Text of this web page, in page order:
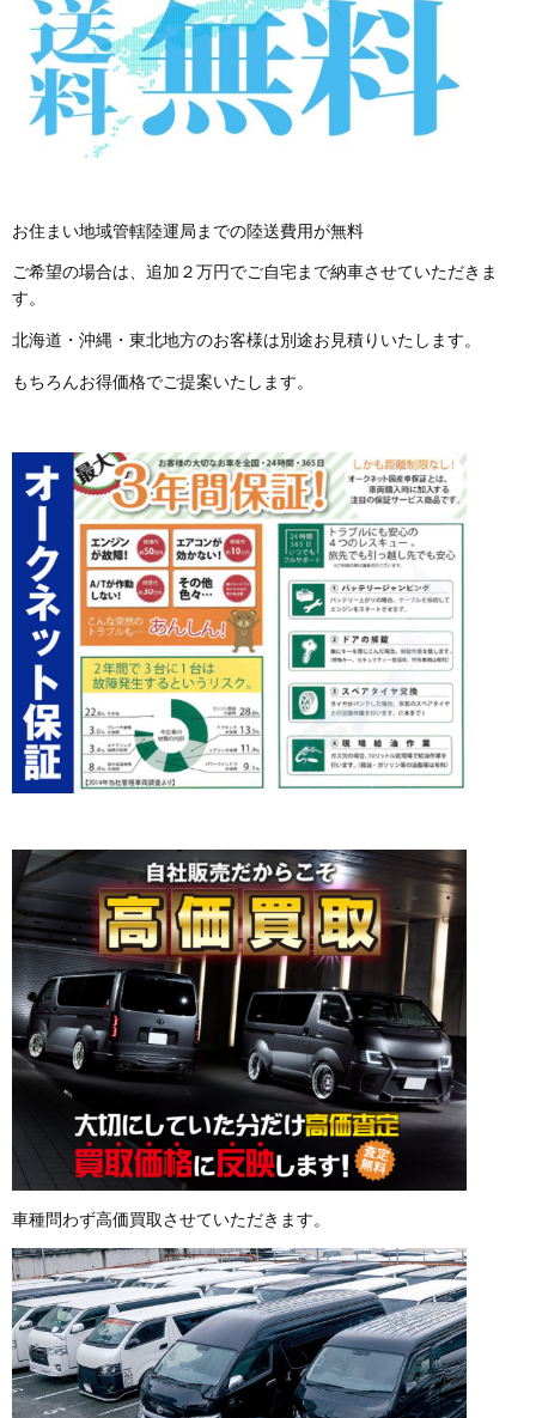
お住まい地域管轄陸運局までの陸送費用が無料
ご希望の場合は、追加２万円でご自宅まで納車させていただきま
す。
北海道・沖縄・東北地方のお客様は別途お見積りいたします。
もちろんお得価格でご提案いたします。
車種問わず高価買取させていただきます。